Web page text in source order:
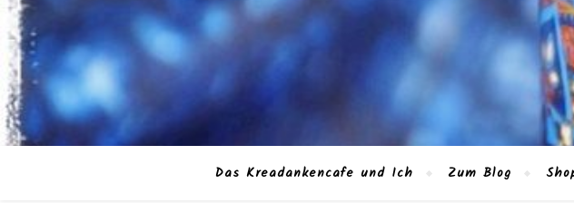
Das Kreadankencafe und Ich Zum Blog